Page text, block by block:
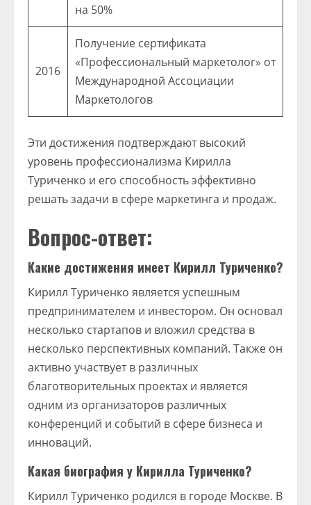
на 50%
2016
Получение сертификата
«Профессиональный маркетолог» от
Международной Ассоциации
Маркетологов
Эти достижения подтверждают высокий
уровень профессионализма Кирилла
Туриченко и его способность эффективно
решать задачи в сфере маркетинга и продаж.
Вопрос-ответ:
Какие достижения имеет Кирилл Туриченко?
Кирилл Туриченко является успешным
предпринимателем и инвестором. Он основал
несколько стартапов и вложил средства в
несколько перспективных компаний. Также он
активно участвует в различных
благотворительных проектах и является
одним из организаторов различных
конференций и событий в сфере бизнеса и
инноваций.
Какая биография у Кирилла Туриченко?
Кирилл Туриченко родился в городе Москве. В